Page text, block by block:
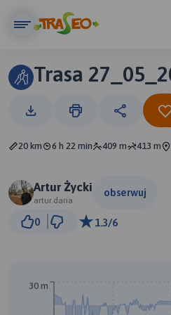
Trasa
20 km 6 h 22 min 409 m 413 m
Artur Życki
artur.daria
obserwuj
0 1.3/6
30 m